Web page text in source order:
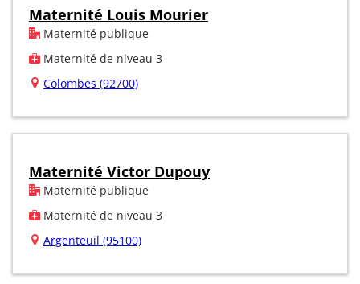
Maternité Louis Mourier
Maternité publique
Maternité de niveau 3
Colombes (92700)
Maternité Victor Dupouy
Maternité publique
Maternité de niveau 3
Argenteuil (95100)